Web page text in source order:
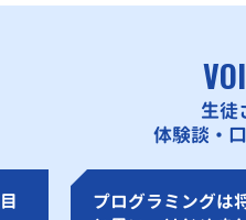
生徒
体験談・
プログラミングは